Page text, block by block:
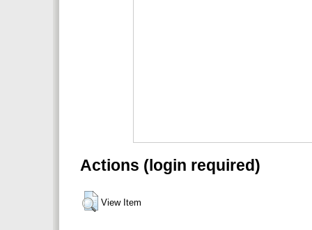
Actions (login required)
View Item